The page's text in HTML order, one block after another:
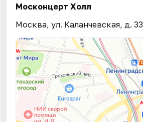
Москонцерт Холл
Москва, ул. Каланчевская, д. 33